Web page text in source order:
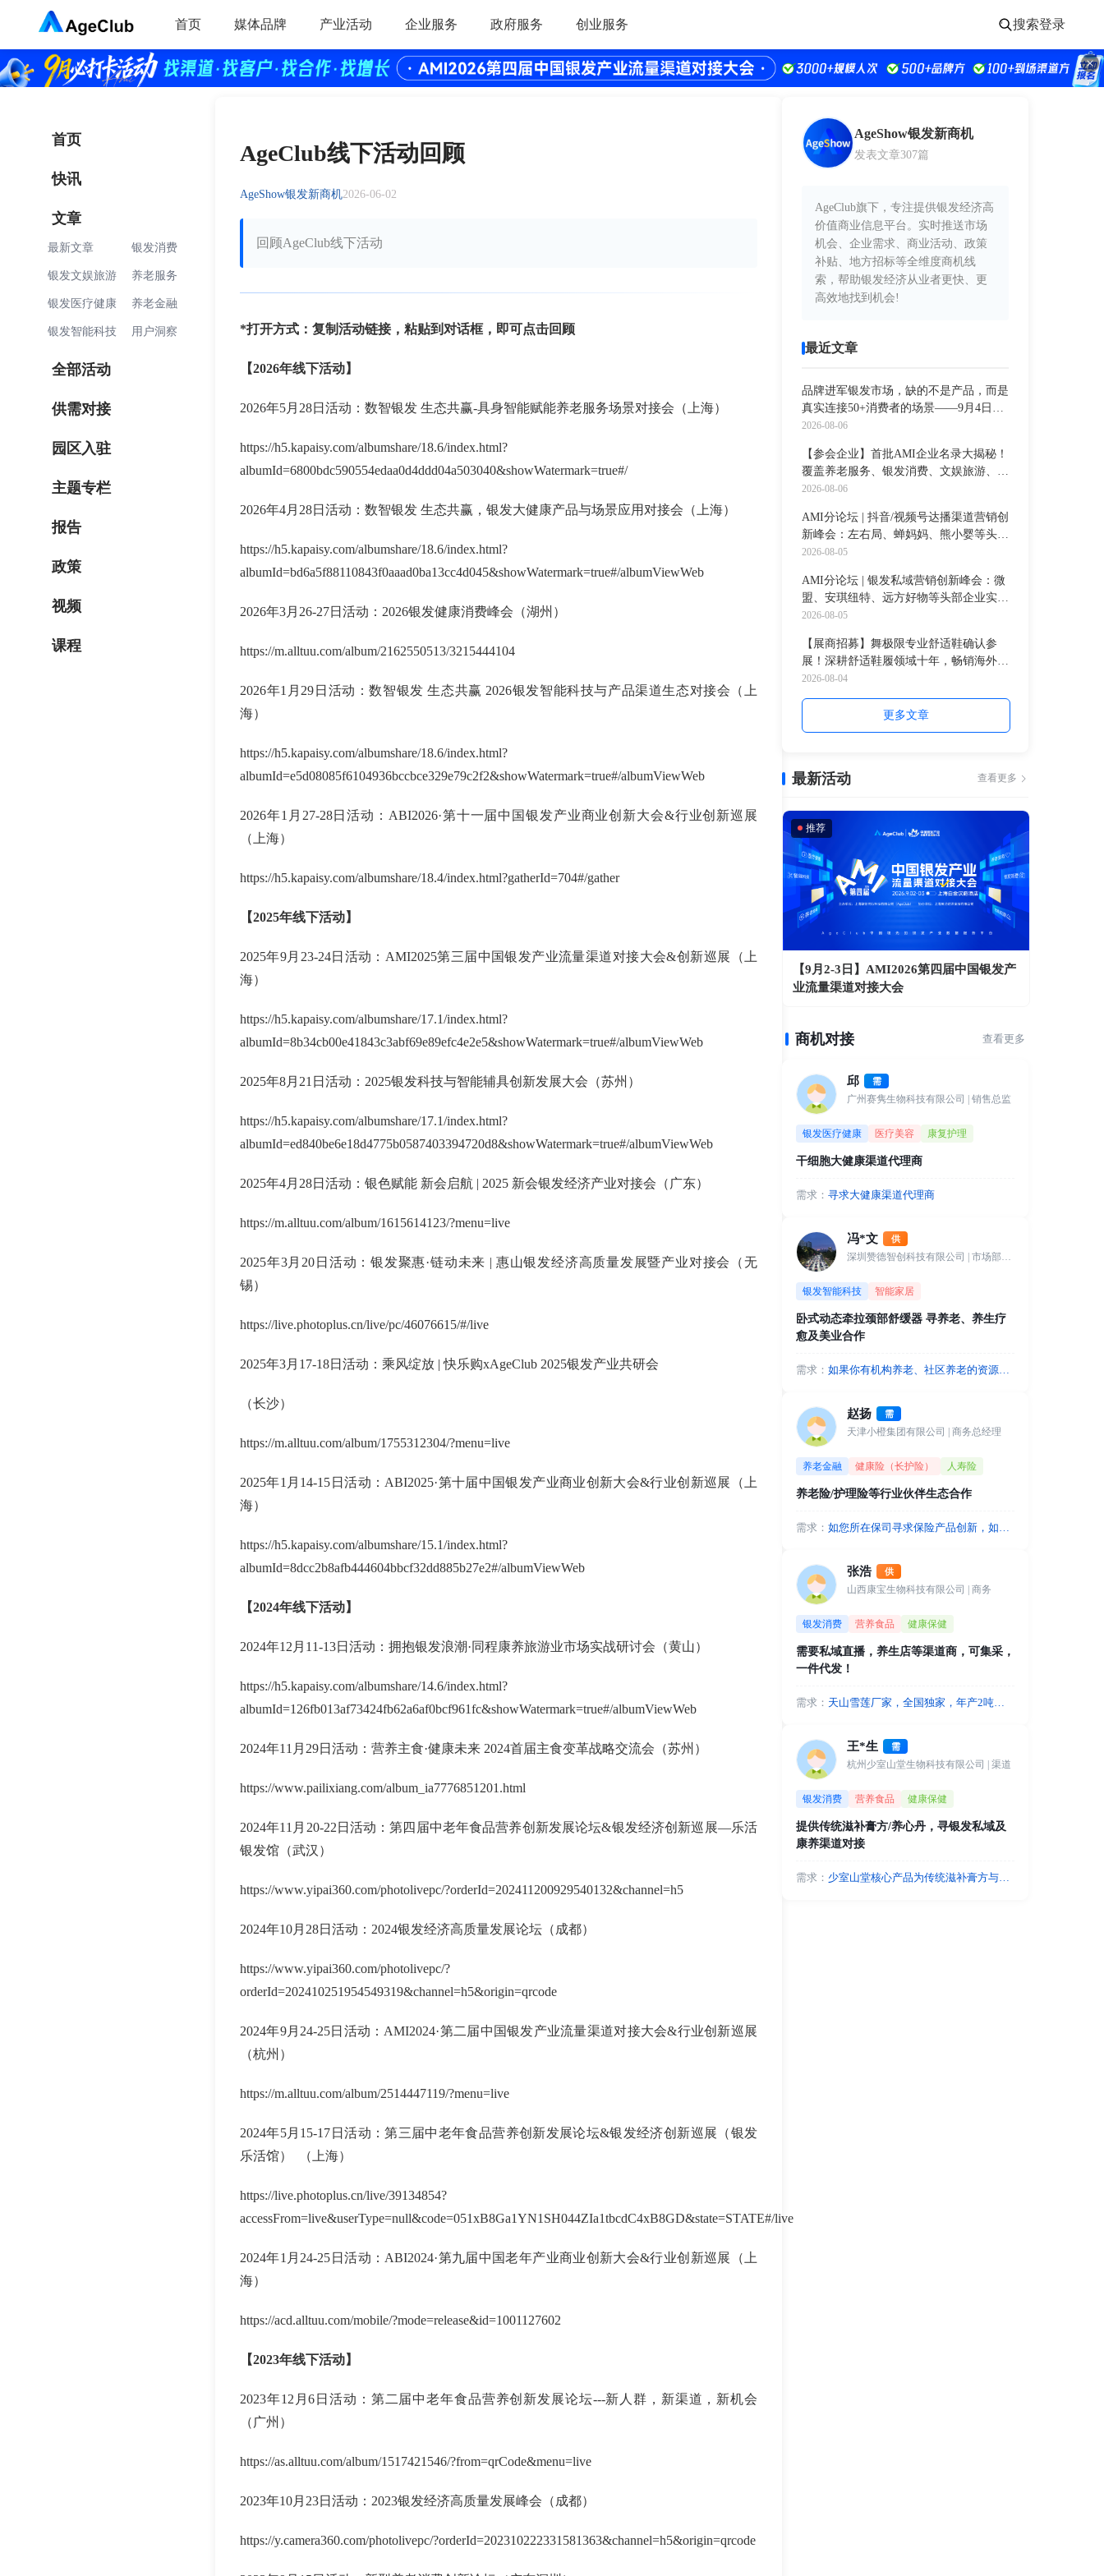
首页 媒体品牌 产业活动 企业服务 政府服务 创业服务 搜索登录
首页
快讯
文章
最新文章 银发消费
银发文娱旅游 养老服务
银发医疗健康 养老金融
银发智能科技 用户洞察
全部活动
供需对接
园区入驻
主题专栏
报告
政策
视频
课程
AgeClub线下活动回顾
AgeShow银发新商机2026-06-02
回顾AgeClub线下活动
*打开方式：复制活动链接，粘贴到对话框，即可点击回顾
【2026年线下活动】
2026年5月28日活动：数智银发 生态共赢-具身智能赋能养老服务场景对接会（上海）
https://h5.kapaisy.com/albumshare/18.6/index.html?
albumId=6800bdc590554edaa0d4ddd04a503040&showWatermark=true#/
2026年4月28日活动：数智银发 生态共赢，银发大健康产品与场景应用对接会（上海）
https://h5.kapaisy.com/albumshare/18.6/index.html?
albumId=bd6a5f88110843f0aaad0ba13cc4d045&showWatermark=true#/albumViewWeb
2026年3月26-27日活动：2026银发健康消费峰会（湖州）
https://m.alltuu.com/album/2162550513/3215444104
2026年1月29日活动：数智银发 生态共赢 2026银发智能科技与产品渠道生态对接会（上
海）
https://h5.kapaisy.com/albumshare/18.6/index.html?
albumId=e5d08085f6104936bccbce329e79c2f2&showWatermark=true#/albumViewWeb
2026年1月27-28日活动：ABI2026·第十一届中国银发产业商业创新大会&行业创新巡展
（上海）
https://h5.kapaisy.com/albumshare/18.4/index.html?gatherId=704#/gather
【2025年线下活动】
2025年9月23-24日活动：AMI2025第三届中国银发产业流量渠道对接大会&创新巡展（上
海）
https://h5.kapaisy.com/albumshare/17.1/index.html?
albumId=8b34cb00e41843c3abf69e89efc4e2e5&showWatermark=true#/albumViewWeb
2025年8月21日活动：2025银发科技与智能辅具创新发展大会（苏州）
https://h5.kapaisy.com/albumshare/17.1/index.html?
albumId=ed840be6e18d4775b0587403394720d8&showWatermark=true#/albumViewWeb
2025年4月28日活动：银色赋能 新会启航 | 2025 新会银发经济产业对接会（广东）
https://m.alltuu.com/album/1615614123/?menu=live
2025年3月20日活动：银发聚惠·链动未来 | 惠山银发经济高质量发展暨产业对接会（无
锡）
https://live.photoplus.cn/live/pc/46076615/#/live
2025年3月17-18日活动：乘风绽放 | 快乐购xAgeClub 2025银发产业共研会
（长沙）
https://m.alltuu.com/album/1755312304/?menu=live
2025年1月14-15日活动：ABI2025·第十届中国银发产业商业创新大会&行业创新巡展（上
海）
https://h5.kapaisy.com/albumshare/15.1/index.html?
albumId=8dcc2b8afb444604bbcf32dd885b27e2#/albumViewWeb
【2024年线下活动】
2024年12月11-13日活动：拥抱银发浪潮·同程康养旅游业市场实战研讨会（黄山）
https://h5.kapaisy.com/albumshare/14.6/index.html?
albumId=126fb013af73424fb62a6af0bcf961fc&showWatermark=true#/albumViewWeb
2024年11月29日活动：营养主食·健康未来 2024首届主食变革战略交流会（苏州）
https://www.pailixiang.com/album_ia7776851201.html
2024年11月20-22日活动：第四届中老年食品营养创新发展论坛&银发经济创新巡展—乐活
银发馆（武汉）
https://www.yipai360.com/photolivepc/?orderId=202411200929540132&channel=h5
2024年10月28日活动：2024银发经济高质量发展论坛（成都）
https://www.yipai360.com/photolivepc/?
orderId=202410251954549319&channel=h5&origin=qrcode
2024年9月24-25日活动：AMI2024·第二届中国银发产业流量渠道对接大会&行业创新巡展
（杭州）
https://m.alltuu.com/album/2514447119/?menu=live
2024年5月15-17日活动：第三届中老年食品营养创新发展论坛&银发经济创新巡展（银发
乐活馆） （上海）
https://live.photoplus.cn/live/39134854?
accessFrom=live&userType=null&code=051xB8Ga1YN1SH044ZIa1tbcdC4xB8GD&state=STATE#/live
2024年1月24-25日活动：ABI2024·第九届中国老年产业商业创新大会&行业创新巡展（上
海）
https://acd.alltuu.com/mobile/?mode=release&id=1001127602
【2023年线下活动】
2023年12月6日活动：第二届中老年食品营养创新发展论坛---新人群，新渠道，新机会
（广州）
https://as.alltuu.com/album/1517421546/?from=qrCode&menu=live
2023年10月23日活动：2023银发经济高质量发展峰会（成都）
https://y.camera360.com/photolivepc/?orderId=202310222331581363&channel=h5&origin=qrcode
AgeShow银发新商机
发表文章307篇
AgeClub旗下，专注提供银发经济高
价值商业信息平台。实时推送市场
机会、企业需求、商业活动、政策
补贴、地方招标等全维度商机线
索，帮助银发经济从业者更快、更
高效地找到机会!
最近文章
品牌进军银发市场，缺的不是产品，而是
真实连接50+消费者的场景——9月4日
AgeClub×繁花里交流会给你答案
2026-08-06
【参会企业】首批AMI企业名录大揭秘！
覆盖养老服务、银发消费、文娱旅游、医
疗健康、智能科技...全赛道渠道决策者等
2026-08-06
AMI分论坛 | 抖音/视频号达播渠道营销创
新峰会：左右局、蝉妈妈、熊小婴等头部
实战派嘉宾，为银发品牌拆解可落地的达
2026-08-05
AMI分论坛 | 银发私域营销创新峰会：微
盟、安琪纽特、远方好物等头部企业实战
派嘉宾，将现场分享银发私域的实战与变
2026-08-05
【展商招募】舞极限专业舒适鞋确认参
展！深耕舒适鞋履领域十年，畅销海外15
个城市！诚寻银发渠道合伙人
2026-08-04
更多文章
最新活动 查看更多
推荐
【9月2-3日】AMI2026第四届中国银发产
业流量渠道对接大会
商机对接 查看更多
邱 需
广州赛隽生物科技有限公司 | 销售总监
银发医疗健康 医疗美容 康复护理
干细胞大健康渠道代理商
需求： 寻求大健康渠道代理商
冯*文 供
深圳赞德智创科技有限公司 | 市场部经理
银发智能科技 智能家居
卧式动态牵拉颈部舒缓器 寻养老、养生疗
愈及美业合作
需求： 如果你有机构养老、社区养老的资源，
利分成。如果您有休闲养生、疗愈、美
业等渠道资源可以代销或者成为城市合
赵扬 需
天津小橙集团有限公司 | 商务总经理
养老金融 健康险（长护险） 人寿险
养老险/护理险等行业伙伴生态合作
需求： 如您所在保司寻求保险产品创新，如开
技产品或服务，比如外骨骼机器人/老年
痴呆专项照护等服务，可借助商保实现
张浩 供
山西康宝生物科技有限公司 | 商务
银发消费 营养食品 健康保健
需要私域直播，养生店等渠道商，可集采，
一件代发！
需求： 天山雪莲厂家，全国独家，年产2吨，
养生店等渠道商，可集采，一件代发！
王*生 需
杭州少室山堂生物科技有限公司 | 渠道
银发消费 营养食品 健康保健
提供传统滋补膏方/养心丹，寻银发私域及
康养渠道对接
需求： 少室山堂核心产品为传统滋补膏方与养